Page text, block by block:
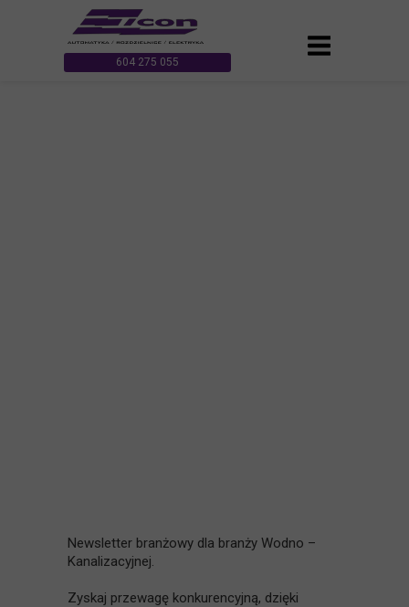
604 275 055
Newsletter branżowy dla branży Wodno –
Kanalizacyjnej.
Zyskaj przewagę konkurencyjną, dzięki